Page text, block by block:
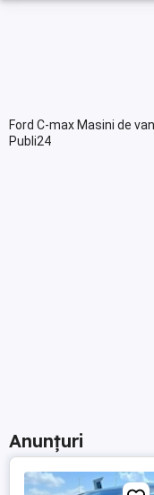
Ford C-max Masini de
Publi24
Anunțuri